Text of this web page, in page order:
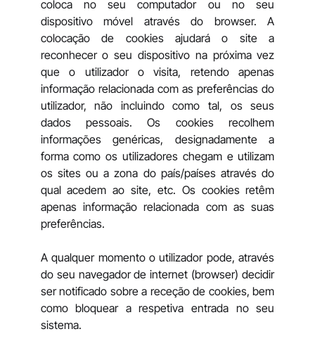
coloca no seu computador ou no seu
dispositivo móvel através do browser. A
colocação de cookies ajudará o site a
reconhecer o seu dispositivo na próxima vez
que o utilizador o visita, retendo apenas
informação relacionada com as preferências do
utilizador, não incluindo como tal, os seus
dados pessoais. Os cookies recolhem
informações genéricas, designadamente a
forma como os utilizadores chegam e utilizam
os sites ou a zona do país/países através do
qual acedem ao site, etc. Os cookies retêm
apenas informação relacionada com as suas
preferências.
A qualquer momento o utilizador pode, através
do seu navegador de internet (browser) decidir
ser notificado sobre a receção de cookies, bem
como bloquear a respetiva entrada no seu
sistema.